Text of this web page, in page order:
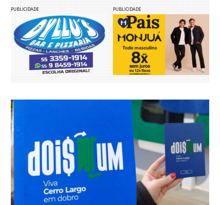
PUBLICIDADE PUBLICIDADE